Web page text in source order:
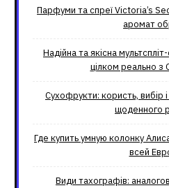
Парфуми та спреї Victoria’s
аромат
Надійна та якісна
цілком реально з
Сухофрукти: користь, вибір
щоденного
Где купить умную колонку
всей
Види тахографів: